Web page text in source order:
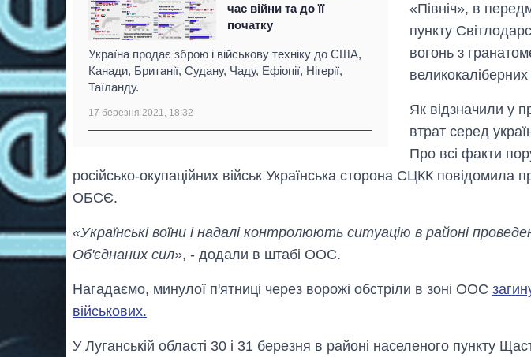
час війни та до її
початку
Україна продає зброю і військову техніку до США,
Канади, Британії, Судану, Чаду, Ефіопії, Нігерії,
Таїланду.
17 березня 2021, 18:32
«Північ», в
пункту
вогонь з
великокаліберних
Як відзначили у
втрат серед
Про всі факти
російсько-окупаційних військ Українська сторона СЦКК повідомила
ОБСЄ.
«Українські воїни і надалі контролюють ситуацію в районі
Об'єднаних сил», - додали в штабі ООС.
Нагадаємо, минулої п'ятниці через ворожі обстріли в зоні ООС
військових.
У Луганській області 30 і 31 березня в районі населеного пункту